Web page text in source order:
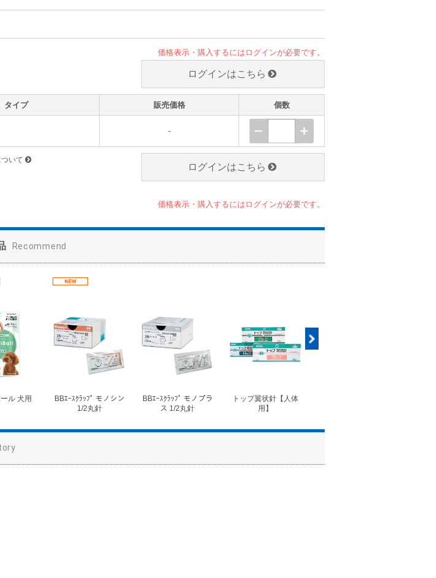
価格表示・購入するにはログインが必要です。
ログインはこちら
タイプ 販売価格 個数
-
いて
ログインはこちら
価格表示・購入するにはログインが必要です。
Recommend
ル 犬用
BBｴｰｽｸﾗｯﾌﾟ モノシン
1/2丸針
BBｴｰｽｸﾗｯﾌﾟ モノプラ
ス 1/2丸針
トップ翼状針【人体
用】